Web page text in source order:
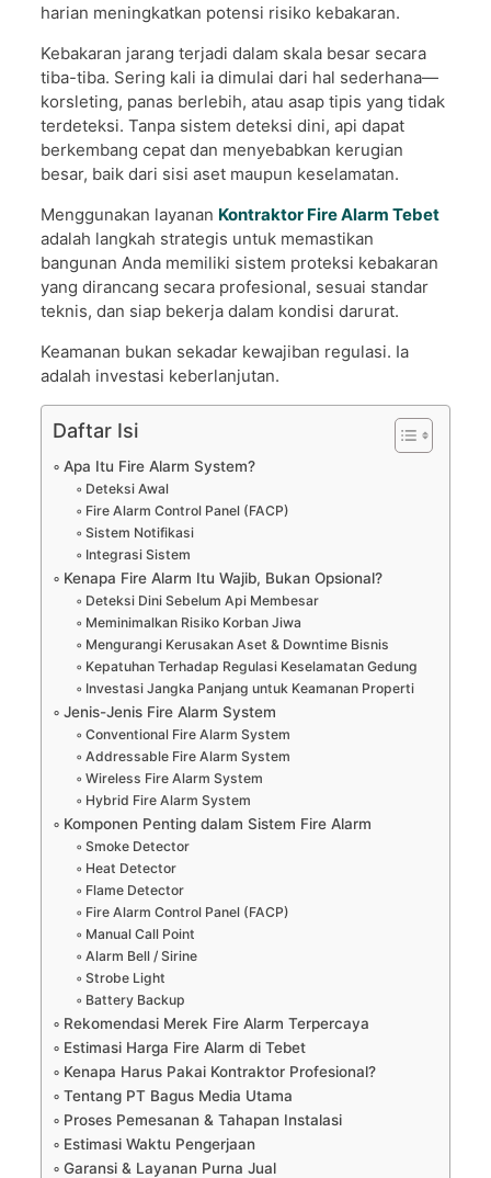
harian meningkatkan potensi risiko kebakaran.
Kebakaran jarang terjadi dalam skala besar secara
tiba-tiba. Sering kali ia dimulai dari hal sederhana—
korsleting, panas berlebih, atau asap tipis yang tidak
terdeteksi. Tanpa sistem deteksi dini, api dapat
berkembang cepat dan menyebabkan kerugian
besar, baik dari sisi aset maupun keselamatan.
Menggunakan layanan Kontraktor Fire Alarm Tebet
adalah langkah strategis untuk memastikan
bangunan Anda memiliki sistem proteksi kebakaran
yang dirancang secara profesional, sesuai standar
teknis, dan siap bekerja dalam kondisi darurat.
Keamanan bukan sekadar kewajiban regulasi. Ia
adalah investasi keberlanjutan.
Daftar Isi
Apa Itu Fire Alarm System?
Deteksi Awal
Fire Alarm Control Panel (FACP)
Sistem Notifikasi
Integrasi Sistem
Kenapa Fire Alarm Itu Wajib, Bukan Opsional?
Deteksi Dini Sebelum Api Membesar
Meminimalkan Risiko Korban Jiwa
Mengurangi Kerusakan Aset & Downtime Bisnis
Kepatuhan Terhadap Regulasi Keselamatan Gedung
Investasi Jangka Panjang untuk Keamanan Properti
Jenis-Jenis Fire Alarm System
Conventional Fire Alarm System
Addressable Fire Alarm System
Wireless Fire Alarm System
Hybrid Fire Alarm System
Komponen Penting dalam Sistem Fire Alarm
Smoke Detector
Heat Detector
Flame Detector
Fire Alarm Control Panel (FACP)
Manual Call Point
Alarm Bell / Sirine
Strobe Light
Battery Backup
Rekomendasi Merek Fire Alarm Terpercaya
Estimasi Harga Fire Alarm di Tebet
Kenapa Harus Pakai Kontraktor Profesional?
Tentang PT Bagus Media Utama
Proses Pemesanan & Tahapan Instalasi
Estimasi Waktu Pengerjaan
Garansi & Layanan Purna Jual